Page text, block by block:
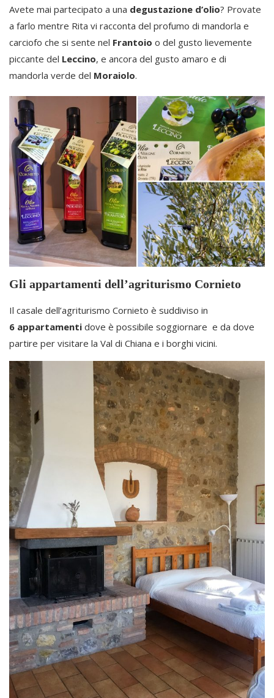
Avete mai partecipato a una degustazione d’olio? Provate
a farlo mentre Rita vi racconta del profumo di mandorla e
carciofo che si sente nel Frantoio o del gusto lievemente
piccante del Leccino, e ancora del gusto amaro e di
mandorla verde del Moraiolo.
Gli appartamenti dell’agriturismo Cornieto
Il casale dell’agriturismo Cornieto è suddiviso in
6 appartamenti dove è possibile soggiornare e da dove
partire per visitare la Val di Chiana e i borghi vicini.